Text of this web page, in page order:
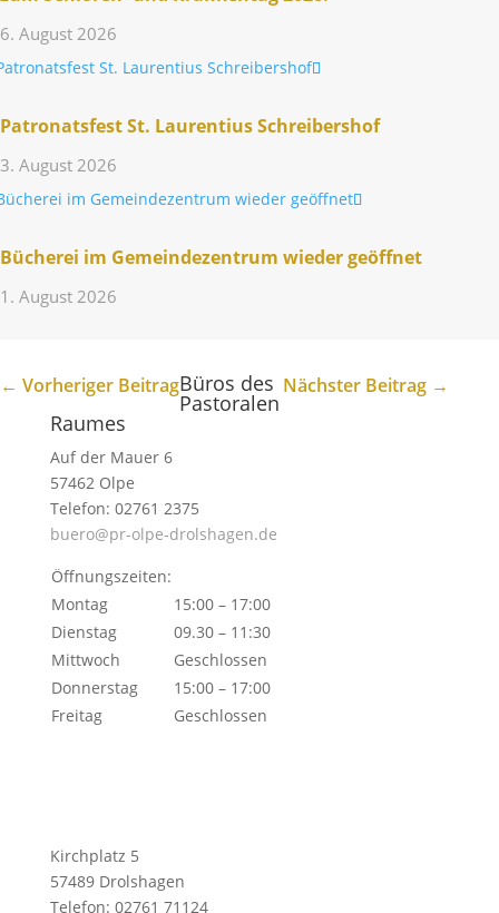
6. August 2026
Patro­nats­fest St. Lauren­tius Schreibershof
3. August 2026
Bücherei im Gemein­de­zen­trum wieder geöffnet
1. August 2026
← Vorheriger Beitrag Nächster Beitrag →
Büros des
Pastoralen
Raumes
Auf der Mauer 6
57462 Olpe
Telefon: 02761 2375
buero@pr-olpe-drolshagen.de
Öffnungszeiten:
Montag
15:00 – 17:00
Dienstag
09.30 – 11:30
Mittwoch
Geschlossen
Donnerstag
15:00 – 17:00
Freitag
Geschlossen
Kirchplatz 5
57489 Drolshagen
Telefon: 02761 71124